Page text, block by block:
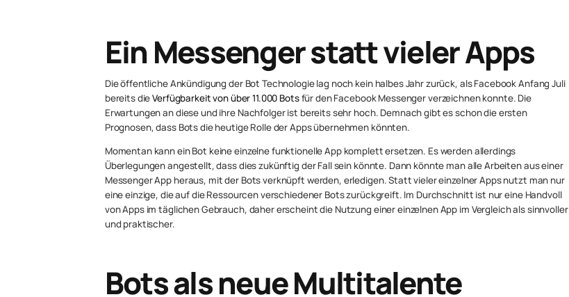
Ein Messenger statt vieler Apps
Die öffentliche Ankündigung der Bot Technologie lag noch kein halbes Jahr zurück, als Facebook Anfang Juli
bereits dieVerfügbarkeit von über 11.000 Botsfür den Facebook Messenger verzeichnen konnte. Die
Erwartungen an diese und ihre Nachfolger ist bereits sehr hoch. Demnach gibt es schon die ersten
Prognosen, dass Bots die heutige Rolle der Apps übernehmen könnten.
Momentan kann ein Bot keine einzelne funktionelle App komplett ersetzen. Es werden allerdings
Überlegungen angestellt, dass dies zukünftig der Fall sein könnte. Dann könnte man alle Arbeiten aus einer
Messenger App heraus, mit der Bots verknüpft werden, erledigen. Statt vieler einzelner Apps nutzt man nur
eine einzige, die auf die Ressourcen verschiedener Bots zurückgreift. Im Durchschnitt ist nur eine Handvoll
von Apps im täglichen Gebrauch, daher erscheint die Nutzung einer einzelnen App im Vergleich als sinnvoller
und praktischer.
Bots als neue Multitalente